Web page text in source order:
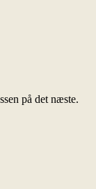
på det næste.